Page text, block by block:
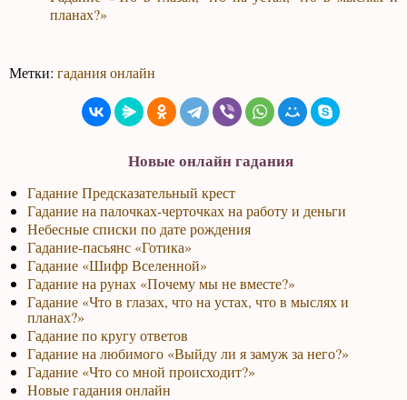
планах?»
Метки:гадания онлайн
Новые онлайн гадания
Гадание Предсказательный крест
Гадание на палочках-черточках на работу и деньги
Небесные списки по дате рождения
Гадание-пасьянс «Готика»
Гадание «Шифр Вселенной»
Гадание на рунах «Почему мы не вместе?»
Гадание «Что в глазах, что на устах, что в мыслях и
планах?»
Гадание по кругу ответов
Гадание на любимого «Выйду ли я замуж за него?»
Гадание «Что со мной происходит?»
Новые гадания онлайн